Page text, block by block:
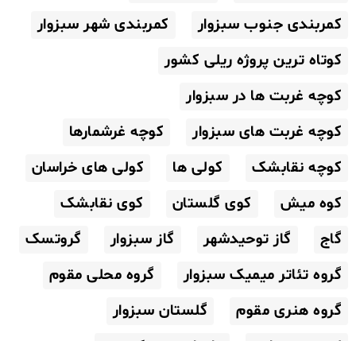
کمربندی جنوب سبزوار
کمربندی شهر سبزوار
کوتاه ترین پروژه ریلی کشور
کوچه غربت ها در سبزوار
کوچه غربت های سبزوار
کوچه غرشمارها
کوچه نقابشک
کولی ها
کولی های خراسان
کوه میش
کوی گلستان
کوی نقابشک
گاج
گاز توحیدشهر گاز سبزوار
گروتسک
گروه تئاتر میمیک سبزوار
گروه محلی مقوم
گروه هنری مقوم
گلستان سبزوار